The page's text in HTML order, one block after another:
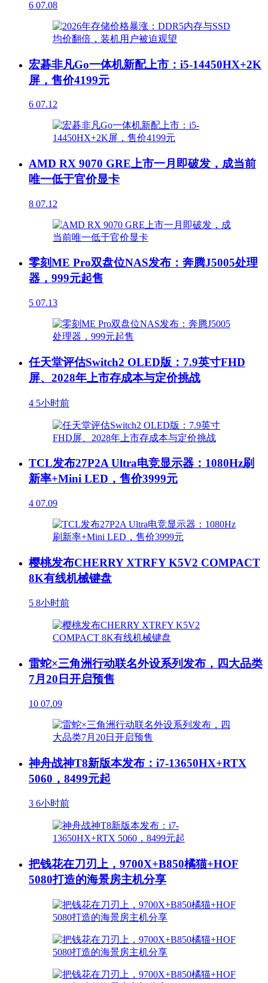
6 07.08
宏碁非凡Go一体机新配上市：i5-14450HX+2K
屏，售价4199元
6 07.12
AMD RX 9070 GRE上市一月即破发，成当前
唯一低于官价显卡
8 07.12
零刻ME Pro双盘位NAS发布：奔腾J5005处理
器，999元起售
5 07.13
任天堂评估Switch2 OLED版：7.9英寸FHD
屏、2028年上市存成本与定价挑战
4 5小时前
TCL发布27P2A Ultra电竞显示器：1080Hz刷
新率+Mini LED，售价3999元
4 07.09
樱桃发布CHERRY XTRFY K5V2 COMPACT
8K有线机械键盘
5 8小时前
雷蛇×三角洲行动联名外设系列发布，四大品类
7月20日开启预售
10 07.09
神舟战神T8新版本发布：i7-13650HX+RTX
5060，8499元起
3 6小时前
把钱花在刀刃上，9700X+B850橘猫+HOF
5080打造的海景房主机分享